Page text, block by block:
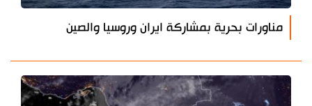
مناورات بحرية بمشاركة ايران وروسيا والصين